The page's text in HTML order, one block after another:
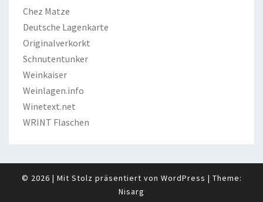
Chez Matze
Deutsche Lagenkarte
Originalverkorkt
Schnutentunker
Weinkaiser
Weinlagen.info
Winetext.net
WRINT Flaschen
© 2026 | Mit Stolz präsentiert von WordPress | Theme:
Nisarg